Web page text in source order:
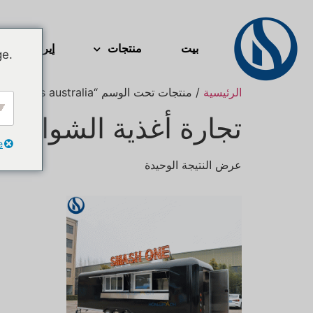
بيت منتجات إيرستريم
الرئيسية / منتجات تحت الوسم “street food business australia”
تجارة أغذية الشوارع
عرض النتيجة الوحيدة
Svenska